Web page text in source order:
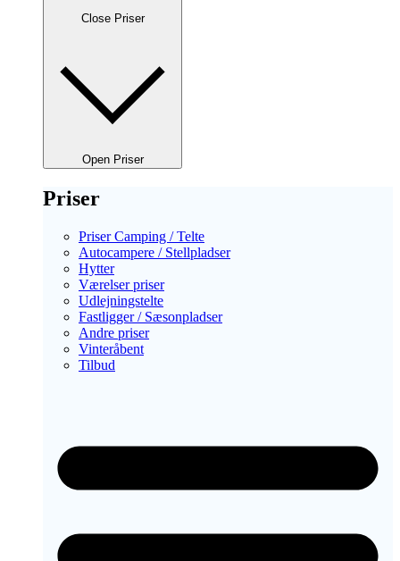
Close Priser
Open Priser
Priser
Priser Camping / Telte
Autocampere / Stellpladser
Hytter
Værelser priser
Udlejningstelte
Fastligger / Sæsonpladser
Andre priser
Vinteråbent
Tilbud